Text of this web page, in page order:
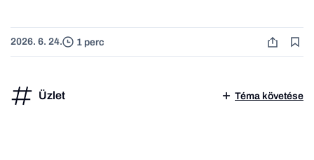
2026. 6. 24. 1 perc
Üzlet Téma követése